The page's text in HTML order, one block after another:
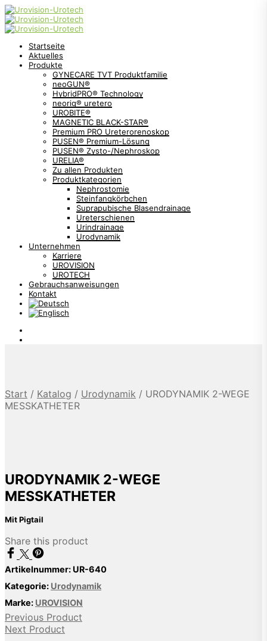
Startseite
Aktuelles
Produkte
GYNECARE TVT Produktfamilie
neoGUN®
HybridPRO® Technology
neorig® uretero
UROBITE®
MAGNETIC BLACK-STAR®
Premium PRO Ureterorenoskop
PUSEN® Premium-Lösung
PUSEN® Zysto-/Nephroskop
URELIA®
Zu allen Produkten
Produktkategorien
Nephrostomie
Steinfangkörbchen
Suprapubische Blasendrainage
Ureterschienen
Urindrainage
Urodynamik
Unternehmen
Karriere
UROVISION
UROTECH
Gebrauchsanweisungen
Kontakt
Start / Katalog / Urodynamik / URODYNAMIK 2-WEGE
MESSKATHETER
URODYNAMIK 2-WEGE
MESSKATHETER
Mit Pigtail
Share this product
Artikelnummer: UR-640
Kategorie: Urodynamik
Marke: UROVISION
Previous Product
Next Product